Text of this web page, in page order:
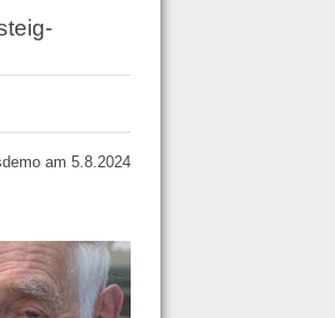
am 5.8.2024